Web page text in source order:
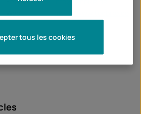
https://www.tecbike.de
tous les cookies